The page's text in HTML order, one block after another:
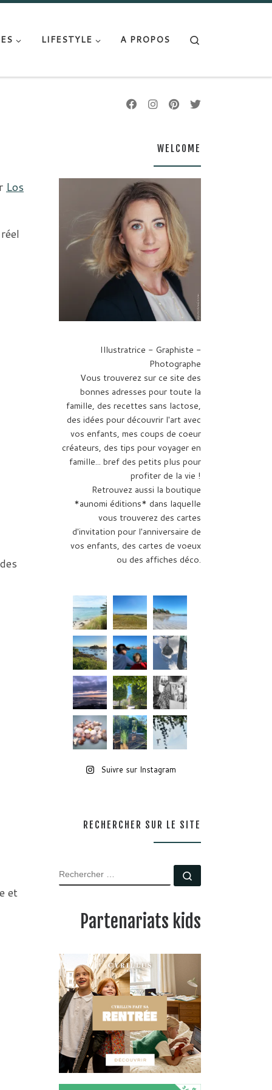
LIFESTYLE A PROPOS
Los
et
WELCOME
Illustratrice - Graphiste -
Photographe
Vous trouverez sur ce site des
bonnes adresses pour toute la
famille, des recettes sans lactose,
des idées pour découvrir l'art avec
vos enfants, mes coups de coeur
créateurs, des tips pour voyager en
famille... bref des petits plus pour
profiter de la vie !
Retrouvez aussi la boutique
*aunomi éditions* dans laquelle
vous trouverez des cartes
d'invitation pour l'anniversaire de
vos enfants, des cartes de voeux
ou des affiches déco.
Suivre sur Instagram
RECHERCHER SUR LE SITE
RECHERCHER
Partenariats kids